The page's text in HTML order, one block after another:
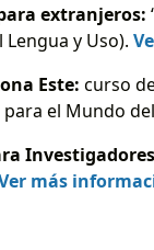
extranjeros:
Lengua y Uso).
Este: curso
el Mundo
más